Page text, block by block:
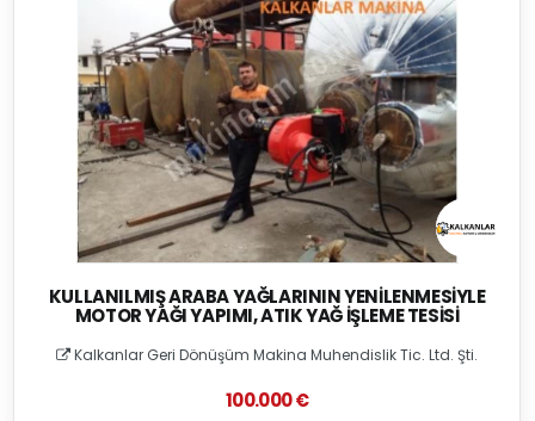
KULLANILMIŞ ARABA YAĞLARININ YENILENMESIYLE
MOTOR YAĞI YAPIMI, ATIK YAĞ İŞLEME TESISI
Kalkanlar Geri Dönüşüm Makina Muhendislik Tic. Ltd. Şti.
100.000 €